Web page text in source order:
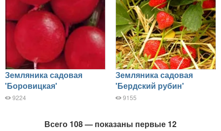
Земляника садовая
'Боровицкая'
9224
Земляника садовая
'Бердский рубин'
9155
Всего 108 — показаны первые 12